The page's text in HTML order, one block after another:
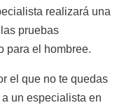
realizará una
pruebas
para el hombree.
el que no te quedas
un especialista en